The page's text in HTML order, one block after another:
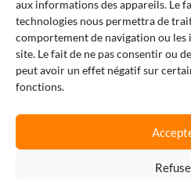
aux informations des appareils. Le
technologies nous permettra de
comportement de navigation ou
site. Le fait de ne pas consentir ou
peut avoir un effet négatif sur
fonctions.
514-747-0350
6500 TransCanada,
étage, Pointe-Claire, QC
© Copyright 2025 Vantree